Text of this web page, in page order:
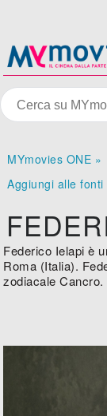
MYmovies ONE »
Aggiungi alle
Federico Ielapi è
Roma (Italia).
zodiacale Cancro.